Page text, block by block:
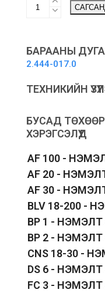
pack
LTR
36
Battery
Өвс
утас
3
quantity
БАРААНЫ
2.444-017.0
ТЕХНИКИЙН
БУСАД
ХЭРЭГСЭЛҮҮД
AF 100 -
AF 20 -
AF 30 -
BLV 18-200 -
BP 1 -
BP 2 -
CNS 18-30 -
DS 6 -
FC 3 -